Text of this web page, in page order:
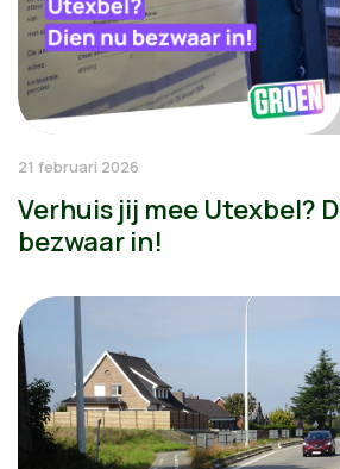
21 februari 2026
Verhuis jij mee Utexbel?
bezwaar in!